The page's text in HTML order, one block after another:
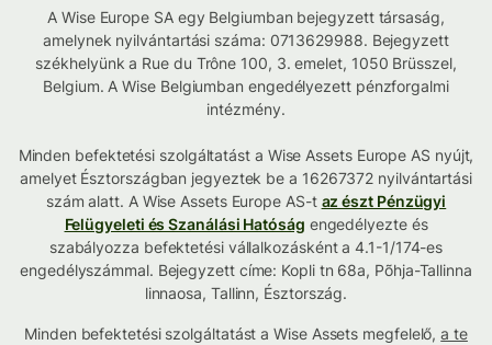
A Wise Europe SA egy Belgiumban bejegyzett társaság,
amelynek nyilvántartási száma: 0713629988. Bejegyzett
székhelyünk a Rue du Trône 100, 3. emelet, 1050 Brüsszel,
Belgium. A Wise Belgiumban engedélyezett pénzforgalmi
intézmény.
Minden befektetési szolgáltatást a Wise Assets Europe AS nyújt,
amelyet Észtországban jegyeztek be a 16267372 nyilvántartási
szám alatt. A Wise Assets Europe AS-t az észt Pénzügyi
Felügyeleti és Szanálási Hatóság engedélyezte és
szabályozza befektetési vállalkozásként a 4.1-1/174-es
engedélyszámmal. Bejegyzett címe: Kopli tn 68a, Põhja-Tallinna
linnaosa, Tallinn, Észtország.
Minden befektetési szolgáltatást a Wise Assets megfelelő,a te